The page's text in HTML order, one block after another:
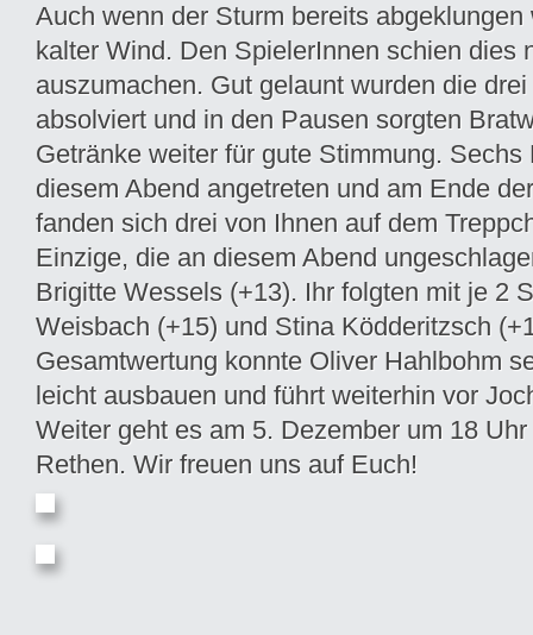
Auch wenn der Sturm bereits abgeklungen
kalter Wind. Den SpielerInnen schien dies
auszumachen. Gut gelaunt wurden die
absolviert und in den Pausen sorgten
Getränke weiter für gute Stimmung. Sechs
diesem Abend angetreten und am Ende
fanden sich drei von Ihnen auf dem
Einzige, die an diesem Abend
Brigitte Wessels (+13). Ihr folgten mit je 2
Weisbach (+15) und Stina Ködderitzsch
Gesamtwertung konnte Oliver Hahlbohm
leicht ausbauen und führt weiterhin vor
Weiter geht es am 5. Dezember um 18
Rethen. Wir freuen uns auf Euch!